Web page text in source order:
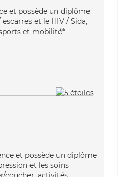
et possède un diplôme
et le HIV / Sida,
et mobilité*
et possède un diplôme
et les soins